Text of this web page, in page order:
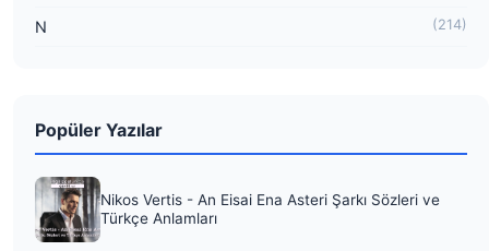
N (214)
Popüler Yazılar
Nikos Vertis - An Eisai Ena Asteri Şarkı Sözleri ve
Türkçe Anlamları